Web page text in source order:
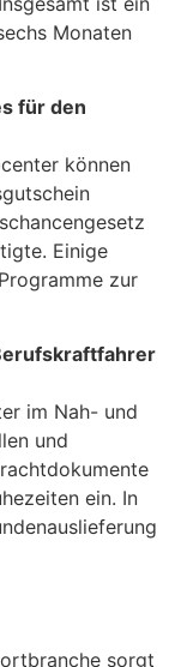
Monaten
für den
können
Einige
zur
im Nah- und
und
ein. In
sorgt